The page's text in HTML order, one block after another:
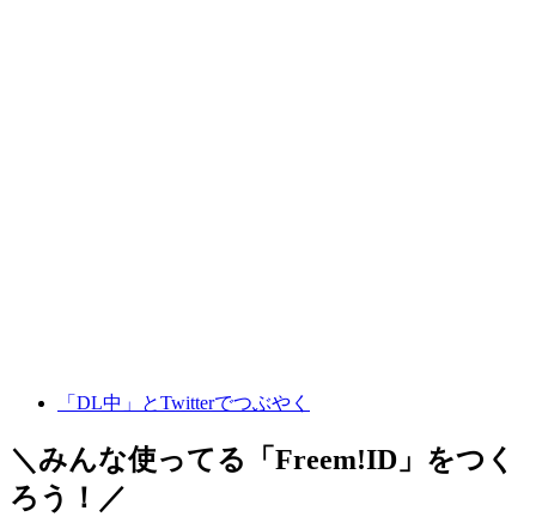
「DL中」とTwitterでつぶやく
＼みんな使ってる「 Freem!ID 」をつく
ろう！／